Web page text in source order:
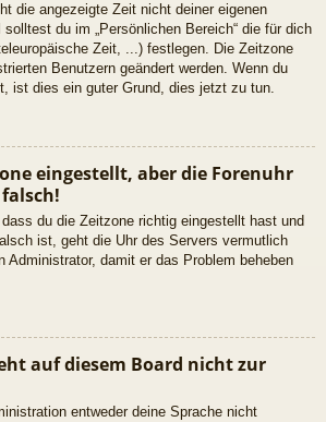
die angezeigte Zeit nicht deiner eigenen
du im „Persönlichen Bereich“ die für dich
Zeit, ...) festlegen. Die Zeitzone
Benutzern geändert werden. Wenn du
ist dies ein guter Grund, dies jetzt zu tun.
eingestellt, aber die Forenuhr
du die Zeitzone richtig eingestellt hast und
ist, geht die Uhr des Servers vermutlich
Administrator, damit er das Problem beheben
auf diesem Board nicht zur
entweder deine Sprache nicht